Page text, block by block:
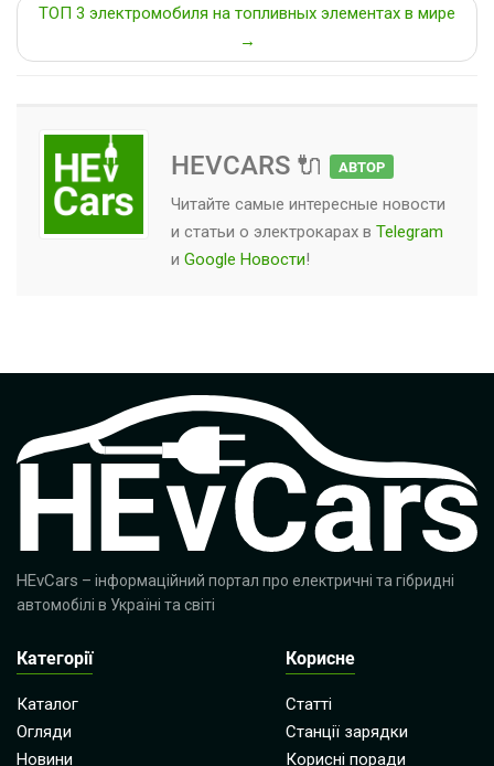
ТОП 3 электромобиля на топливных элементах в мире
→
HEVCARS 🔌 АВТОР
Читайте самые интересные новости
и статьи о электрокарах в Telegram
и Google Новости!
HEvCars – інформаційний портал про електричні та гібридні
автомобілі в Україні та світі
Категорії
Каталог
Огляди
Новини
Корисне
Статті
Станції зарядки
Корисні поради